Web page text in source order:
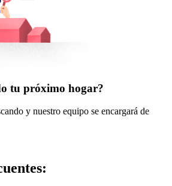
tu próximo hogar?
y nuestro equipo se encargará de